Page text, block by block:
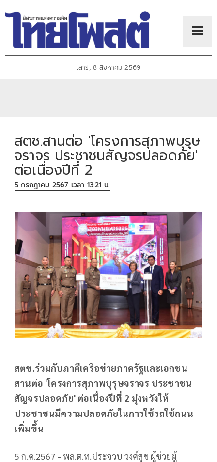
เสาร์, 8 สิงหาคม 2569
สตช.สานต่อ 'โครงการสุภาพบุรุษ
จราจร ประชาชนสัญจรปลอดภัย'
ต่อเนื่องปีที่ 2
5 กรกฎาคม 2567 เวลา 13:21 น.
สตช.ร่วมกับภาคีเครือข่ายภาครัฐและเอกชน
สานต่อ 'โครงการสุภาพบุรุษจราจร ประชาชน
สัญจรปลอดภัย' ต่อเนื่องปีที่ 2 มุ่งหวังให้
ประชาชนมีความปลอดภัยในการใช้รถใช้ถนน
เพิ่มขึ้น
5 ก.ค.2567 - พล.ต.ท.ประจวบ วงศ์สุข ผู้ช่วยผู้